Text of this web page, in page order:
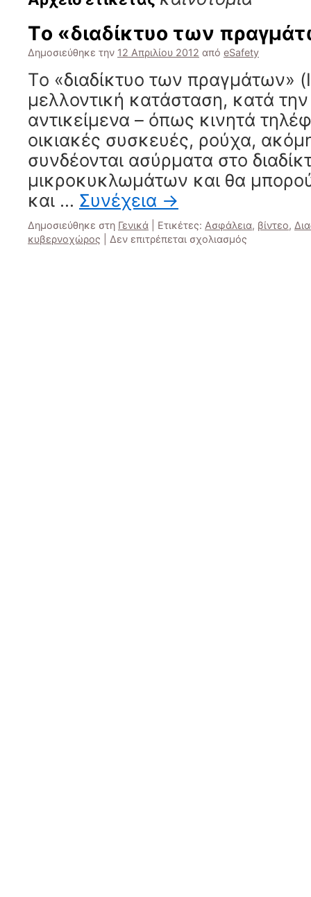
Tο «διαδίκτυο των
Δημοσιεύθηκε την 12 Απριλίου 2012 από eSafety
Tο «διαδίκτυο των πραγμάτων»
μελλοντική κατάσταση, κατά
αντικείμενα – όπως κινητά
οικιακές συσκευές, ρούχα,
συνδέονται ασύρματα στο
μικροκυκλωμάτων και θα
και … Συνέχεια →
Δημοσιεύθηκε στη Γενικά Ετικέτες: Ασφάλεια, βίντεο,
κυβερνοχώρος
Δεν επιτρέπεται σχολιασμός